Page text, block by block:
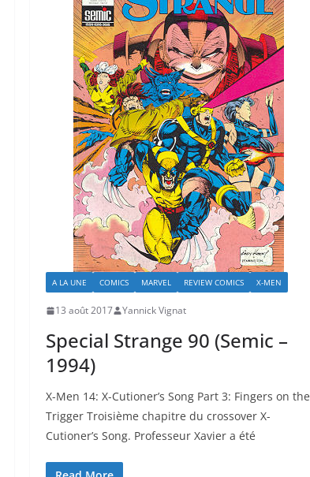
A LA UNE COMICS MARVEL REVIEW COMICS X-MEN
13 août 2017 Yannick Vignat
Special Strange 90 (Semic –
1994)
X-Men 14: X-Cutioner’s Song Part 3: Fingers on the
Trigger Troisième chapitre du crossover X-
Cutioner’s Song. Professeur Xavier a été